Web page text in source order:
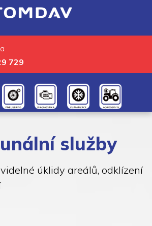
729
služby
úklidy areálů, odklízení